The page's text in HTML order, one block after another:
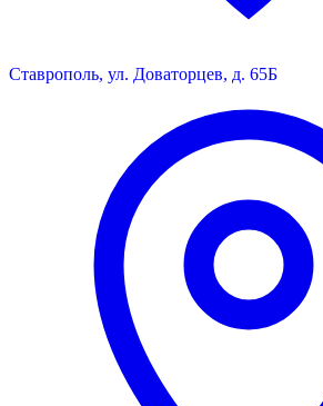
Ставрополь, ул. Доваторцев, д. 65Б